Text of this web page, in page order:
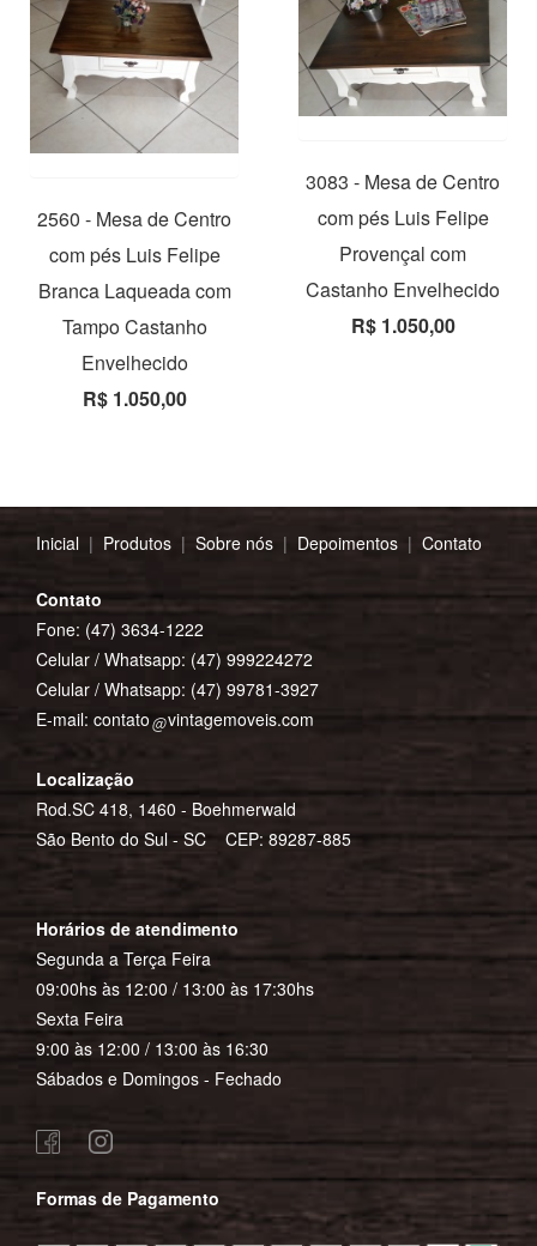
2560 - Mesa de Centro
com pés Luis Felipe
Branca Laqueada com
Tampo Castanho
Envelhecido
R$ 1.050,00
3083 - Mesa de Centro
com pés Luis Felipe
Provençal com
Castanho Envelhecido
R$ 1.050,00
Inicial | Produtos | Sobre nós | Depoimentos | Contato
Contato
Fone: (47) 3634-1222
Celular / Whatsapp: (47) 999224272
Celular / Whatsapp: (47) 99781-3927
E-mail: contato vintagemoveis.com
Localização
Rod.SC 418, 1460 - Boehmerwald
São Bento do Sul - SC CEP: 89287-885
Horários de atendimento
Segunda a Terça Feira
09:00hs às 12:00 / 13:00 às 17:30hs
Sexta Feira
9:00 às 12:00 / 13:00 às 16:30
Sábados e Domingos - Fechado
Formas de Pagamento